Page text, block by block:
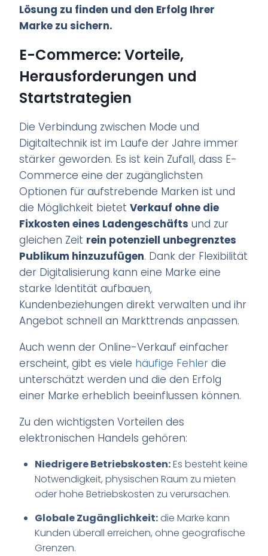
Lösung zu finden und den Erfolg Ihrer
Marke zu sichern.
E-Commerce: Vorteile,
Herausforderungen und
Startstrategien
Die Verbindung zwischen Mode und
Digitaltechnik ist im Laufe der Jahre immer
stärker geworden. Es ist kein Zufall, dass E-
Commerce eine der zugänglichsten
Optionen für aufstrebende Marken ist und
die Möglichkeit bietetVerkauf ohne die
Fixkosten eines Ladengeschäfts und zur
gleichen Zeit rein potenziell unbegrenztes
Publikum hinzuzufügen. Dank der Flexibilität
der Digitalisierung kann eine Marke eine
starke Identität aufbauen,
Kundenbeziehungen direkt verwalten und ihr
Angebot schnell an Markttrends anpassen.
Auch wenn der Online-Verkauf einfacher
erscheint, gibt es viele häufige Fehlerdie
unterschätzt werden und die den Erfolg
einer Marke erheblich beeinflussen können.
Zu den wichtigsten Vorteilen des
elektronischen Handels gehören:
Niedrigere Betriebskosten:Es besteht keine
Notwendigkeit, physischen Raum zu mieten
oder hohe Betriebskosten zu verursachen.
Globale Zugänglichkeit:die Marke kann
Kunden überall erreichen, ohne geografische
Grenzen.